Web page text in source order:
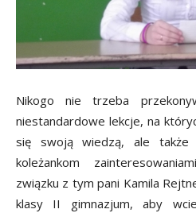
Nikogo nie trzeba
niestandardowe lekcje, na
się swoją wiedzą, ale także
koleżankom
związku z tym pani Kamila
klasy II gimnazjum, aby